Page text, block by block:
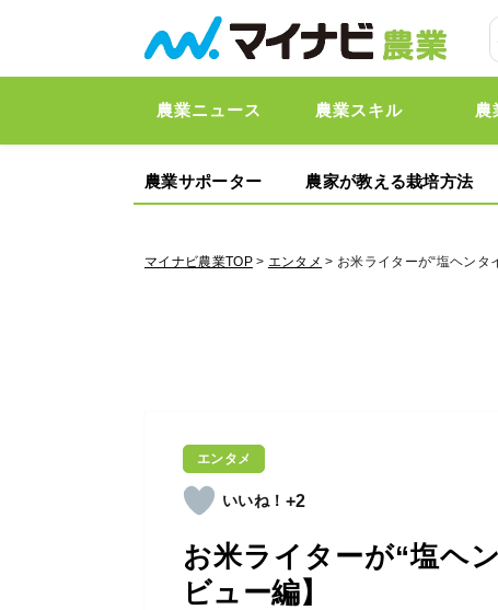
農業ニュース 農業スキル 農
農業サポーター 農家が教える栽培方法
マイナビ農業TOP> エンタメ > お米ライターが“塩ヘンタ
エンタメ
+2
お米ライターが“塩ヘ
ビュー編】